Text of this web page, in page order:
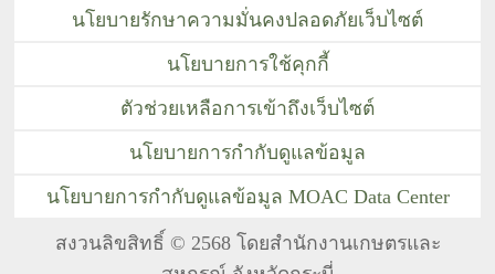
สงวนลิขสิทธิ์ © 2568 โดยสำนักงานเกษตรและ
นโยบายรักษาความมั่นคงปลอดภัยเว็บไซต์
นโยบายการใช้คุกกี้
ตัวช่วยเหลือการเข้าถึงเว็บไซต์
นโยบายการกำกับดูแลข้อมูล
นโยบายการกำกับดูแลข้อมูล MOAC Data Center